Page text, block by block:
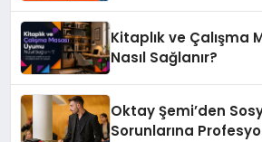
Kitaplık ve Çalışma
Nasıl Sağlanır?
Oktay Şemi’den
Sorunlarına